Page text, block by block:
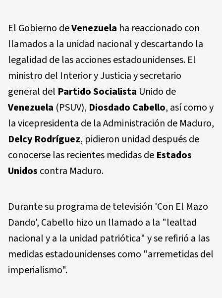
El Gobierno deVenezuela ha reaccionado con
llamados a la unidad nacional y descartando la
legalidad de las acciones estadounidenses. El
ministro del Interior y Justicia y secretario
general del Partido Socialista Unido de
Venezuela (PSUV), Diosdado Cabello, así como y
la vicepresidenta de la Administración de Maduro,
Delcy Rodríguez, pidieron unidad después de
conocerse las recientes medidas de Estados
Unidos contra Maduro.
Durante su programa de televisión 'Con El Mazo
Dando', Cabello hizo un llamado a la "lealtad
nacional y a la unidad patriótica" y se refirió a las
medidas estadounidenses como "arremetidas del
imperialismo".